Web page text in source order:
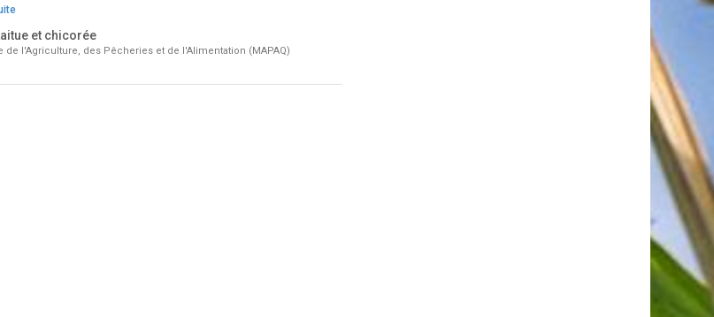
et chicorée
de l'Agriculture, des Pêcheries et de l'Alimentation (MAPAQ)